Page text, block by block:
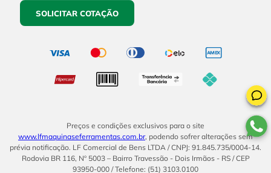
SOLICITAR COTAÇÃO
Preços e condições exclusivos para o site
www.lfmaquinaseferramentas.com.br, podendo sofrer alterações sem
prévia notificação. LF Comercial de Bens LTDA / CNPJ: 91.845.735/0004-14.
Rodovia BR 116, Nº 5003 – Bairro Travessão - Dois Irmãos - RS / CEP
93950-000 / Telefone: (51) 3103.0100